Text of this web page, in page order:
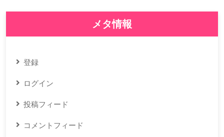
メタ情報
登録
ログイン
投稿フィード
コメントフィード